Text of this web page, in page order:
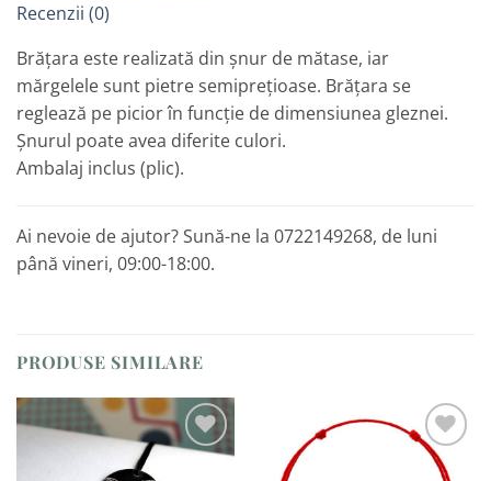
Recenzii (0)
Brățara este realizată din șnur de mătase, iar
mărgelele sunt pietre semiprețioase. Brățara se
reglează pe picior în funcție de dimensiunea gleznei.
Șnurul poate avea diferite culori.
Ambalaj inclus (plic).
Ai nevoie de ajutor? Sună-ne la 0722149268, de luni
până vineri, 09:00-18:00.
PRODUSE SIMILARE
Adaugă